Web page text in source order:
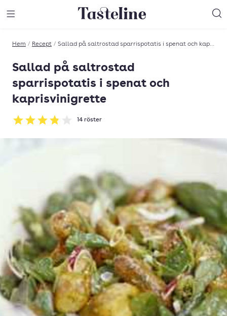
Till Tastelines startsida
Hem / Recept / Sallad på saltrostad sparrispotatis i spenat och kaprisvinigrette
Sallad på saltrostad
sparrispotatis i spenat och
kaprisvinigrette
Betyg: 3.86 av 5
14 röster